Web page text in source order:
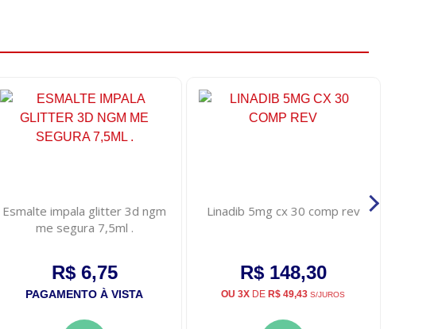
Esmalte impala glitter 3d ngm
me segura 7,5ml .
R$ 6,75
PAGAMENTO À VISTA
Linadib 5mg cx 30 comp rev
R$ 148,30
OU 3X DE R$ 49,43 S/JUROS